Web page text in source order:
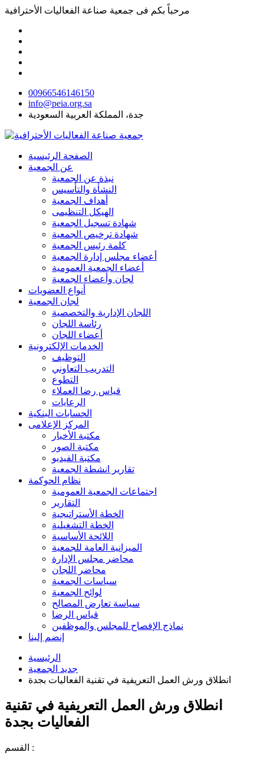
مرحباً بكم فى جمعية صناعة الفعاليات الأحترافية
00966546146150
info@peia.org.sa
جدة، المملكة العربية السعودية
الصفحة الرئيسية
عن الجمعية
نبذة عن الجمعية
النشأة والتأسيس
أهداف الجمعية
الهيكل التنظيمى
شهادة تسجيل الجمعية
شهادة ترخيص الجمعية
كلمة رئيس الجمعية
أعضاء مجلس إدارة الجمعية
أعضاء الجمعية العمومية
لجان وأعضاء الجمعية
أنواع العضويات
لجان الجمعية
اللجان الإدارية والتخصصية
رئاسة اللجان
أعضاء اللجان
الخدمات الإلكترونية
التوظيف
التدريب التعاوني
التطوع
قياس رضا العملاء
الرعايات
الحسابات البنكية
المركز الإعلامى
مكتبة الأخبار
مكتبة الصور
مكتبة الفيديو
تقارير انشطة الجمعية
نظام الحوكمة
اجتماعات الجمعية العمومية
التقارير
الخطة الأستراتيجية
الخطة التشغيلية
اللائحة الأساسية
الميزانية العامة للجمعية
محاضر مجلس الإدارة
محاضر اللجان
سياسات الجمعية
لوائح الجمعية
سياسة تعارض المصالح
قياس الرضا
نماذج الإفصاح للمجلس والموظفين
إنضم إلينا
الرئيسية
جديد الجمعية
انطلاق ورش العمل التعريفية في تقنية الفعاليات بجدة
انطلاق ورش العمل التعريفية في تقنية
الفعاليات بجدة
القسم :